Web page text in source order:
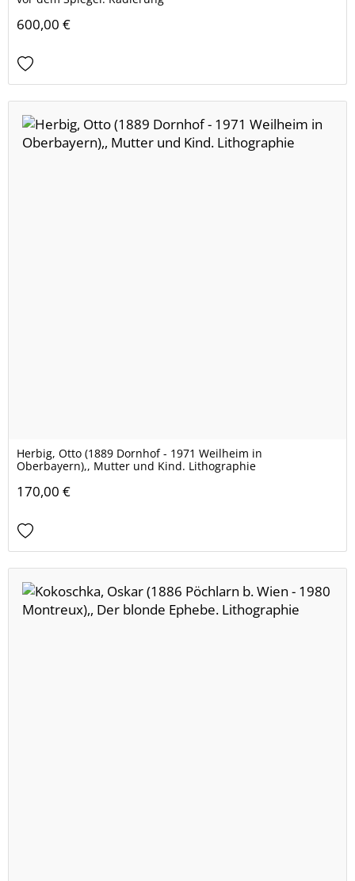
600,00 €
Herbig, Otto (1889 Dornhof - 1971 Weilheim in
Oberbayern),, Mutter und Kind. Lithographie
170,00 €